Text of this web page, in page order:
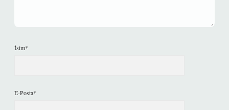
İsim*
E-Posta*